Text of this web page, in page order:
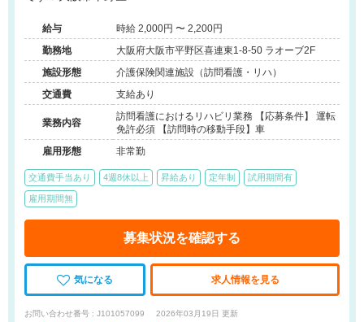
給与
時給 2,000円 〜 2,200円
勤務地
大阪府大阪市平野区喜連東1-8-50 ラオーブ2F
施設形態
介護保険関連施設（訪問看護・リハ）
交通費
支給あり
業務内容
訪問看護におけるリハビリ業務 【応募条件】 運転
免許必須 【訪問時の移動手段】車
雇用形態
非常勤
交通費手当あり 4週8休以上 昇給あり 定年制 試用期間有
雇用期間無
募集状況を確認する
気になる 求人情報を見る
お問い合わせ番号 : J101057099 2026年03月19日 更新